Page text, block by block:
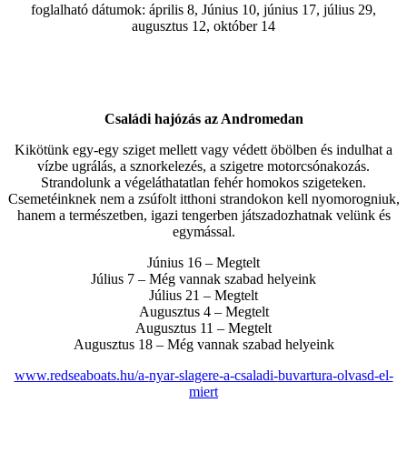
foglalható dátumok: április 8, Június 10, június 17, július 29,
augusztus 12, október 14
Családi hajózás az Andromedan
Kikötünk egy-egy sziget mellett vagy védett öbölben és indulhat a
vízbe ugrálás, a sznorkelezés, a szigetre motorcsónakozás.
Strandolunk a végeláthatatlan fehér homokos szigeteken.
Csemetéinknek nem a zsúfolt itthoni strandokon kell nyomorogniuk,
hanem a természetben, igazi tengerben játszadozhatnak velünk és
egymással.
Június 16 – Megtelt
Július 7 – Még vannak szabad helyeink
Július 21 – Megtelt
Augusztus 4 – Megtelt
Augusztus 11 – Megtelt
Augusztus 18 – Még vannak szabad helyeink
www.redseaboats.hu/a-nyar-slagere-a-csaladi-buvartura-olvasd-el-
miert